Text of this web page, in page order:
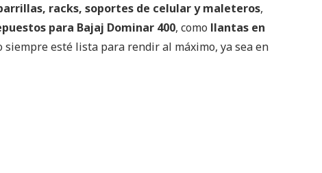
racks, soportes de celular y maleteros,
para Bajaj Dominar 400, como llantas en
siempre esté lista para rendir al máximo, ya sea en